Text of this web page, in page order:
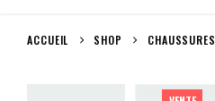
ACCUEIL SHOP CHAUSSURES